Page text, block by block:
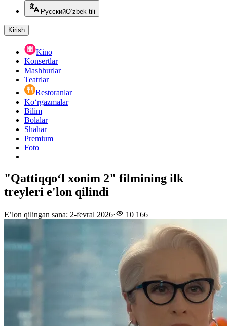
РусскийO‘zbek tili
Kirish
Kino
Konsertlar
Mashhurlar
Teatrlar
Restoranlar
Ko‘rgazmalar
Bilim
Bolalar
Shahar
Premium
Foto
"Qattiqqoʻl xonim 2" filmining ilk
treyleri e'lon qilindi
E’lon qilingan sana: 2-fevral 2026· 10 166